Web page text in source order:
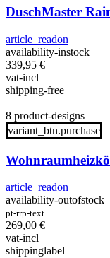
DuschMaster
article_readon
availability-instock
339,95 €
vat-incl
shipping-free
8 product-designs
variant_btn.purchase
article_readon
availability-outofstock
pt-rrp-text
269,00 €
vat-incl
shippinglabel